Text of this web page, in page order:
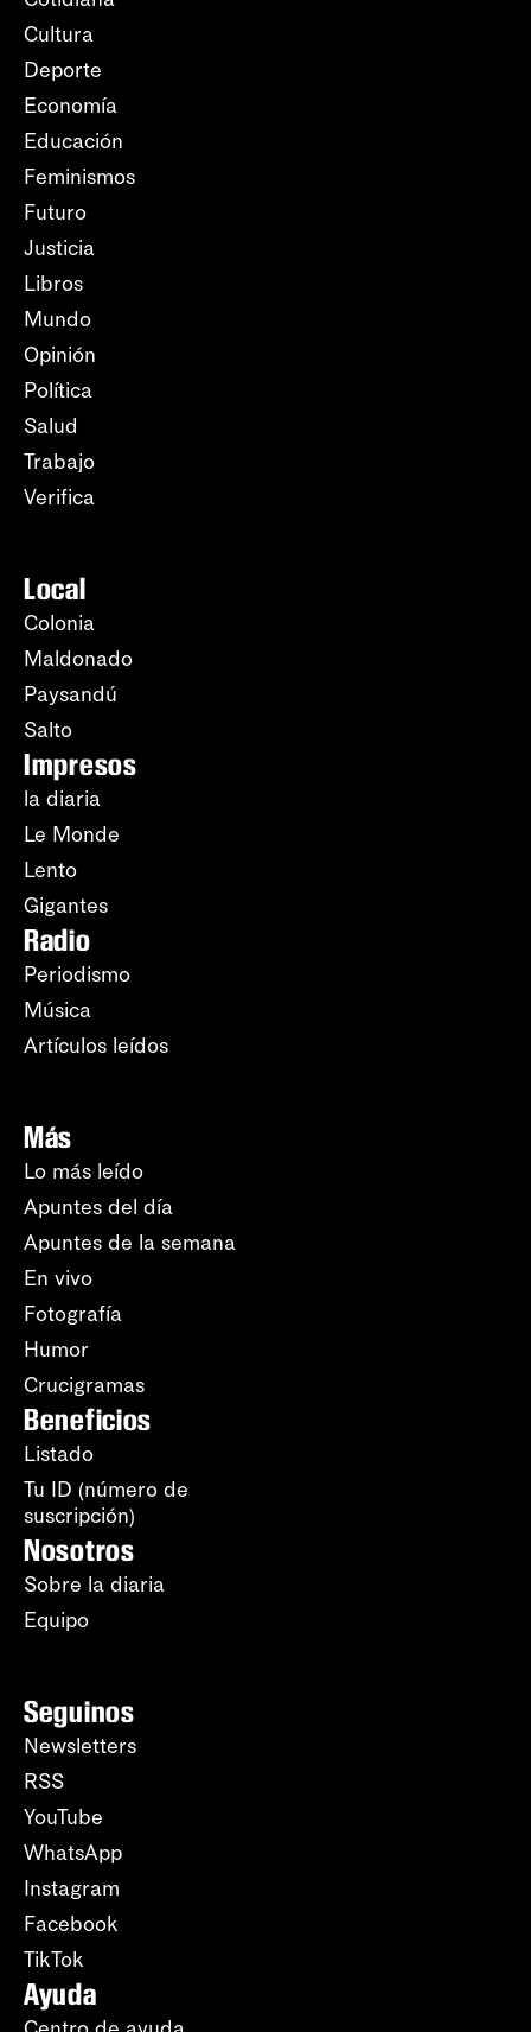
Cultura
Deporte
Economía
Educación
Feminismos
Futuro
Justicia
Libros
Mundo
Opinión
Política
Salud
Trabajo
Verifica
Local
Colonia
Maldonado
Paysandú
Salto
Impresos
la diaria
Le Monde
Lento
Gigantes
Radio
Periodismo
Música
Artículos leídos
Más
Lo más leído
Apuntes del día
Apuntes de la semana
En vivo
Fotografía
Humor
Crucigramas
Beneficios
Listado
Tu ID (número de
suscripción)
Nosotros
Sobre la diaria
Equipo
Seguinos
Newsletters
RSS
YouTube
WhatsApp
Instagram
Facebook
TikTok
Ayuda